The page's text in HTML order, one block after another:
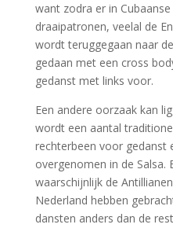
want zodra er in
draaipatronen, veelal de
wordt teruggegaan naar
gedaan met een cross
gedanst met links voor.
Een andere oorzaak kan
wordt een aantal
rechterbeen voor gedanst
overgenomen in de Salsa.
waarschijnlijk de
Nederland hebben
dansten anders dan de